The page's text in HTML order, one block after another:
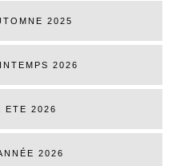
2025
2026
ETE 2026
2026